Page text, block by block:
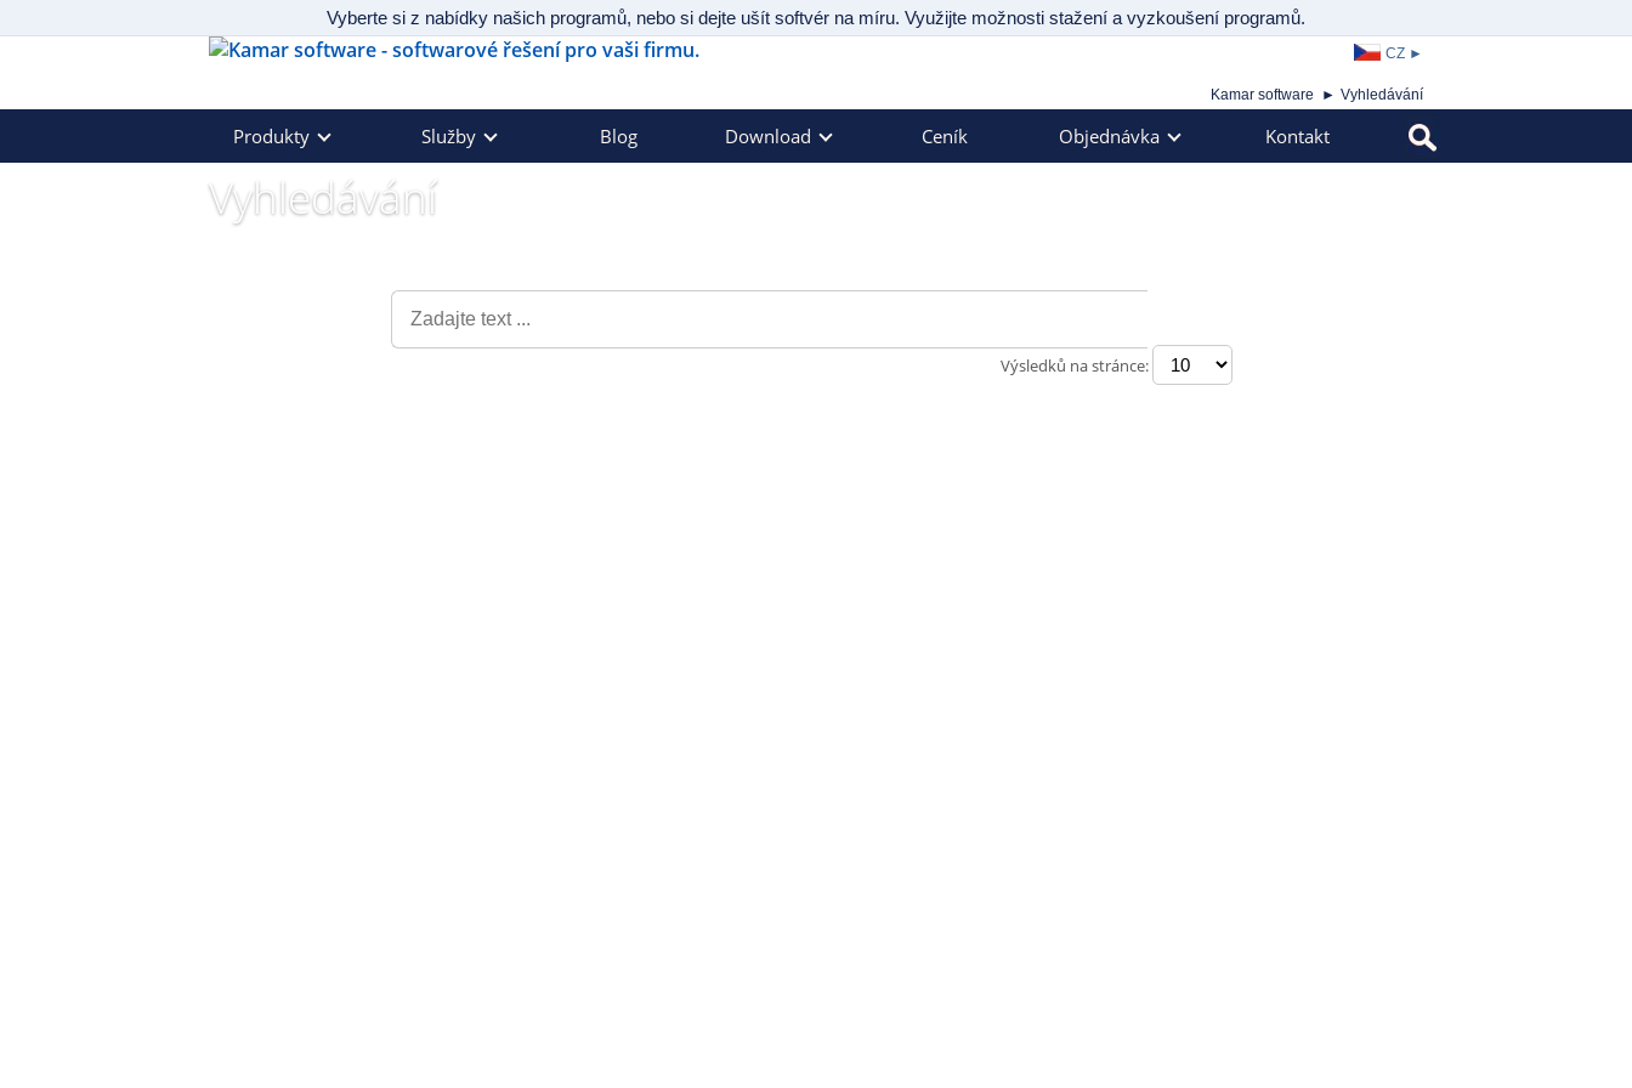
Vyberte si z nabídky našich programů, nebo si dejte ušít softvér na míru. Využijte možnosti stažení a vyzkoušení programů.
CZ ►
Vyhledávání
Výsledků na stránce:
Produkty Služby Blog Download Ceník Objednávka Kontakt
Kamar software Vyhledávání